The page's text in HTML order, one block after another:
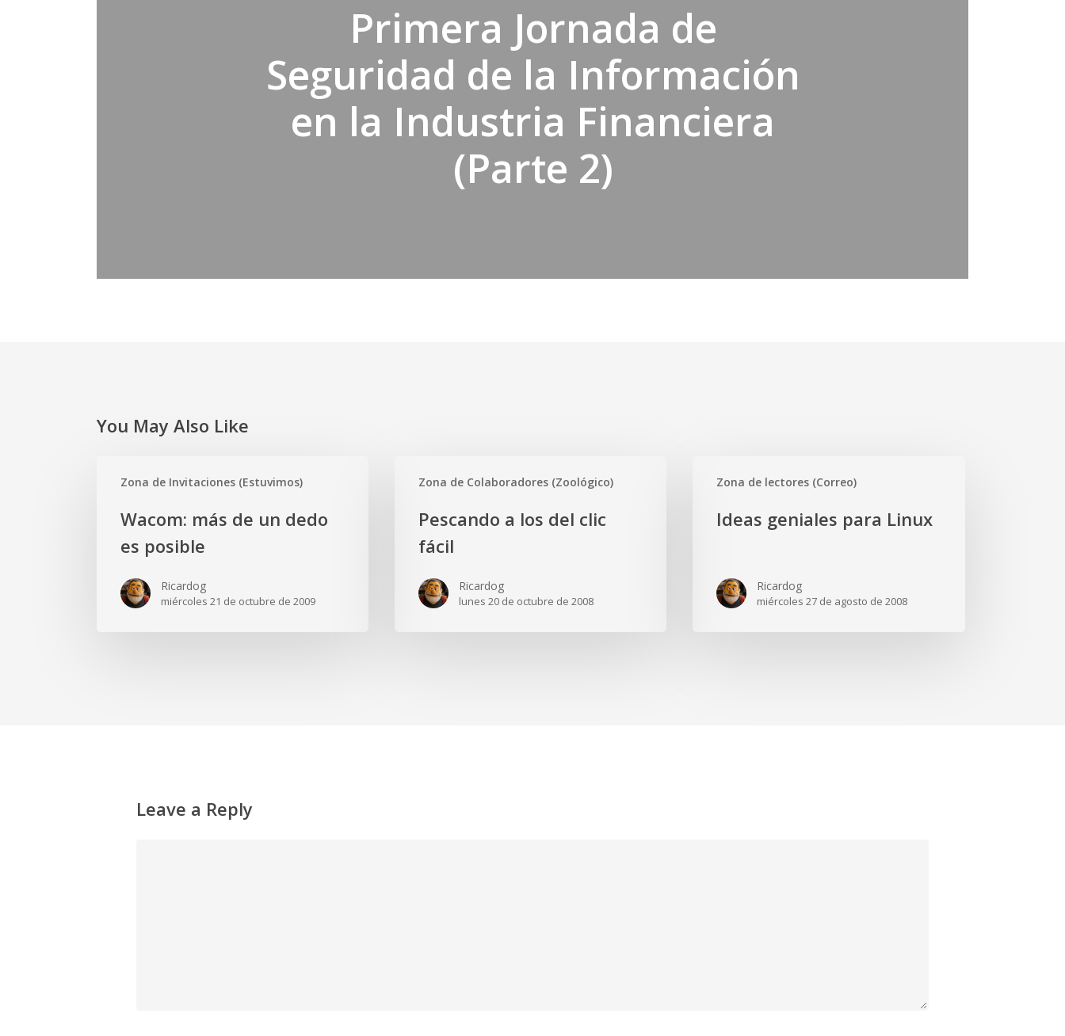
Primera Jornada de
Seguridad de la Información
en la Industria Financiera
(Parte 2)
You May Also Like
Zona de Invitaciones (Estuvimos)
dedo
posible
Wacom: más de un dedo
es posible
Ricardog
miércoles 21 de octubre de 2009
Zona de Colaboradores (Zoológico)
Pescando a los del clic
fácil
Ricardog
lunes 20 de octubre de 2008
Zona de lectores (Correo)
geniales
LinuxIdeas geniales para Linux
Ricardog
miércoles 27 de agosto de 2008
Leave a Reply